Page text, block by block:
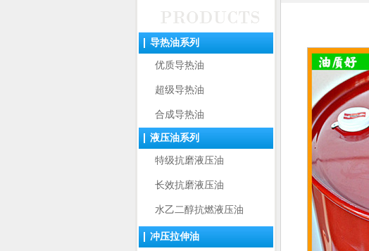
导热油系列
优质导热油
超级导热油
合成导热油
液压油系列
特级抗磨液压油
长效抗磨液压油
水乙二醇抗燃液压油
冲压拉伸油